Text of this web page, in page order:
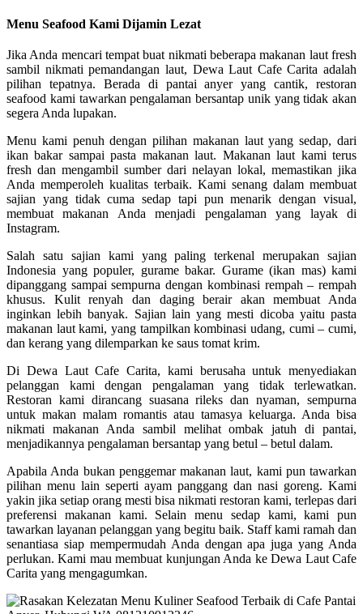
Menu Seafood Kami Dijamin Lezat
Jika Anda mencari tempat buat nikmati beberapa makanan laut fresh
sambil nikmati pemandangan laut, Dewa Laut Cafe Carita adalah
pilihan tepatnya. Berada di pantai anyer yang cantik, restoran
seafood kami tawarkan pengalaman bersantap unik yang tidak akan
segera Anda lupakan.
Menu kami penuh dengan pilihan makanan laut yang sedap, dari
ikan bakar sampai pasta makanan laut. Makanan laut kami terus
fresh dan mengambil sumber dari nelayan lokal, memastikan jika
Anda memperoleh kualitas terbaik. Kami senang dalam membuat
sajian yang tidak cuma sedap tapi pun menarik dengan visual,
membuat makanan Anda menjadi pengalaman yang layak di
Instagram.
Salah satu sajian kami yang paling terkenal merupakan sajian
Indonesia yang populer, gurame bakar. Gurame (ikan mas) kami
dipanggang sampai sempurna dengan kombinasi rempah – rempah
khusus. Kulit renyah dan daging berair akan membuat Anda
inginkan lebih banyak. Sajian lain yang mesti dicoba yaitu pasta
makanan laut kami, yang tampilkan kombinasi udang, cumi – cumi,
dan kerang yang dilemparkan ke saus tomat krim.
Di Dewa Laut Cafe Carita, kami berusaha untuk menyediakan
pelanggan kami dengan pengalaman yang tidak terlewatkan.
Restoran kami dirancang suasana rileks dan nyaman, sempurna
untuk makan malam romantis atau tamasya keluarga. Anda bisa
nikmati makanan Anda sambil melihat ombak jatuh di pantai,
menjadikannya pengalaman bersantap yang betul – betul dalam.
Apabila Anda bukan penggemar makanan laut, kami pun tawarkan
pilihan menu lain seperti ayam panggang dan nasi goreng. Kami
yakin jika setiap orang mesti bisa nikmati restoran kami, terlepas dari
preferensi makanan kami. Selain menu sedap kami, kami pun
tawarkan layanan pelanggan yang begitu baik. Staff kami ramah dan
senantiasa siap mempermudah Anda dengan apa juga yang Anda
perlukan. Kami mau membuat kunjungan Anda ke Dewa Laut Cafe
Carita yang mengagumkan.